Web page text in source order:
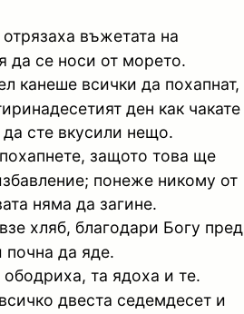
въжетата на
да се носи от морето.
канеше всички да похапнат,
ден как чакате
да сте вкусили нещо.
защото това ще
понеже никому от
няма да загине.
хляб, благодари Богу пред
почна да яде.
та ядоха и те.
двеста седемдесет и